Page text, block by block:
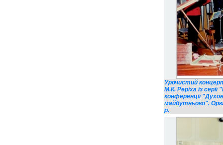
Урочистий
М.К. Реріха із
конференції
майбутнього".
р.